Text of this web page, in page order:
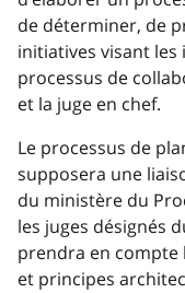
de déterminer, de
initiatives visant
processus de
et la juge en chef.
Le processus de
supposera une
du ministère du
les juges désignés
prendra en compte
et principes